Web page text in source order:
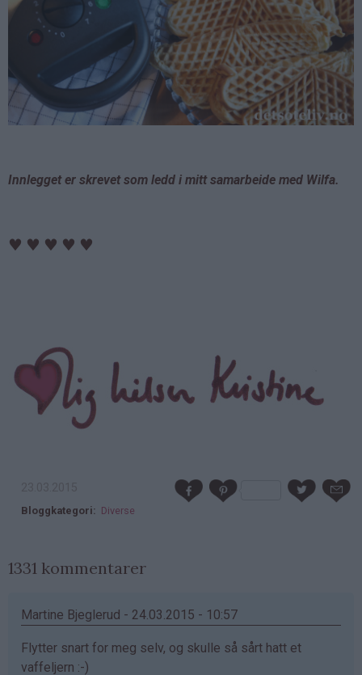
Innlegget er skrevet som ledd i mitt samarbeide med Wilfa.
♥ ♥ ♥ ♥ ♥
Bloggkategori Diverse
1331 kommentarer
Martine Bjeglerud - 24.03.2015 - 10:57
Flytter snart for meg selv, og skulle så sårt hatt et
vaffeljern :-)